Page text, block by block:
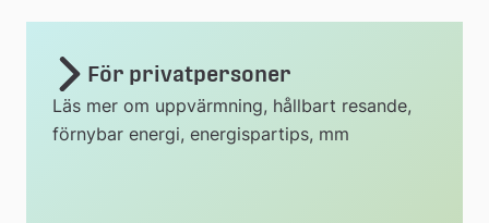
För privatpersoner
Läs mer om uppvärmning, hållbart resande,
förnybar energi, energispartips, mm